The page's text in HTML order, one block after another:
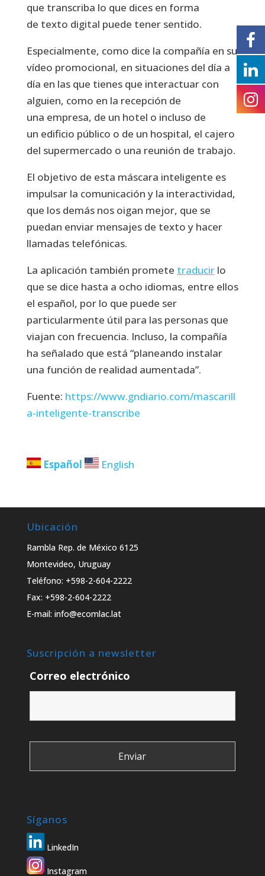
que transcriba lo que dices en forma
de texto digital puede tener sentido.
Especialmente, como dice la compañía en su
vídeo promocional, en situaciones del día a
día en las que tienes que interactuar con
alguien, como en la recepción de
una empresa, de un hotel o incluso de
un edificio público o de un hospital, el cajero
del supermercado o una reunión de trabajo.
El objetivo de esta máscara inteligente es
impulsar la comunicación y la interactividad,
que los demás nos oigan mejor, que se
puedan enviar mensajes de texto y hacer
llamadas telefónicas.
La aplicación también promete traducirlo
que se dice hasta a ocho idiomas, entre ellos
el español, por lo que puede ser
particularmente útil para las personas que
viajan con frecuencia. Incluso, la compañía
ha señalado que está “planeando instalar
una función de realidad aumentada”.
Fuente: https://www.gndiario.com/mascarill
a-inteligente-transcribe
Español English
Ubicación
Rambla Rep. de México 6125
Montevideo, Uruguay
Teléfono: +598-2-604-2222
Fax: +598-2-604-2222
E-mail: info@ecomlac.lat
Suscripción a newsletter
Correo electrónico
Síganos
LinkedIn
Instagram